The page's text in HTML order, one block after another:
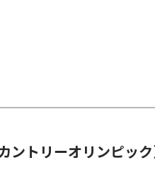
ントリーオリンピッ